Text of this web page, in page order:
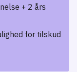
+ 2 års
for tilskud